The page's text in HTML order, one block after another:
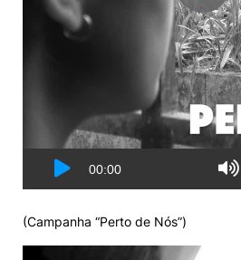
(Campanha “Perto de Nós”)